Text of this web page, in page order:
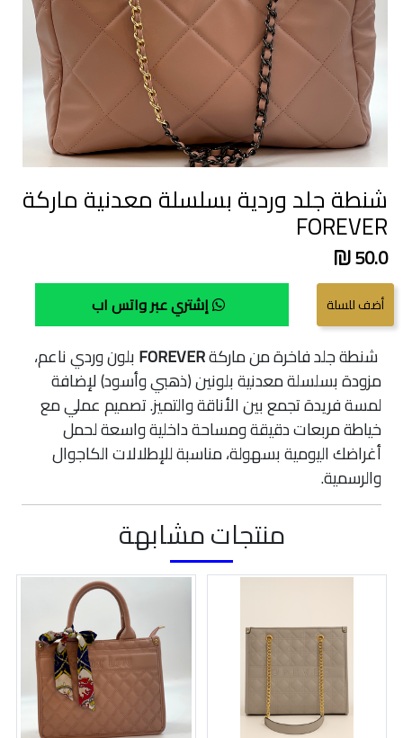
شنطة جلد وردية بسلسلة معدنية ماركة
FOREVER
50.0
إشتري عبر واتس اب
شنطة جلد فاخرة من ماركةFOREVERبلون وردي ناعم،
مزودة بسلسلة معدنية بلونين (ذهبي وأسود) لإضافة
لمسة فريدة تجمع بين الأناقة والتميز. تصميم عملي مع
خياطة مربعات دقيقة ومساحة داخلية واسعة لحمل
أغراضك اليومية بسهولة، مناسبة للإطلالات الكاجوال
والرسمية.
منتجات مشابهة